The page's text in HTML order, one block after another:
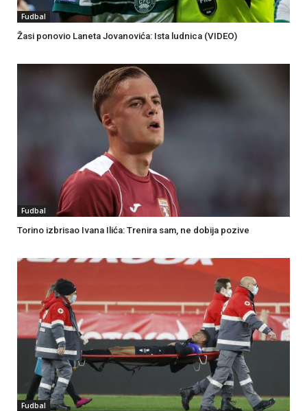
Fudbal
Žasi ponovio Laneta Jovanovića: Ista ludnica (VIDEO)
Fudbal
Torino izbrisao Ivana Ilića: Trenira sam, ne dobija pozive
Fudbal